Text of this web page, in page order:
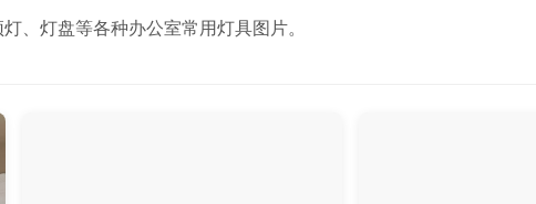
、灯盘等各种办公室常用灯具图片。